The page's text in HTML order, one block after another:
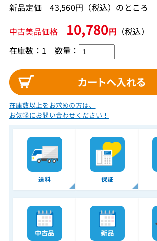
新品定価 43,560円（税込）のところ
中古美品価格 10,780円 （税込）
在庫数：1 数量：
在庫数以上をお求めの方は、
お気軽にお問い合わせください！
送料 保証